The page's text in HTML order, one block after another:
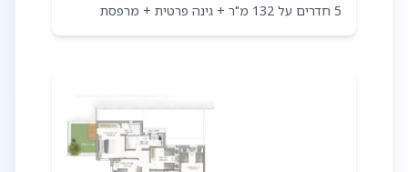
5 חדרים על 132 מ"ר + גינה פרטית + מרפסת